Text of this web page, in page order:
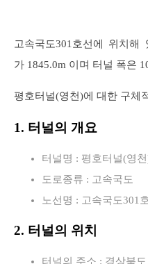
고속국도301호선에 위치해
가 1845.0m 이며 터널 폭은
평호터널(영천)에 대한 구체
1. 터널의 개요
터널명 : 평호터널(영
도로종류 : 고속국도
노선명 : 고속국도301
2. 터널의 위치
터널의 주소 : 경상북